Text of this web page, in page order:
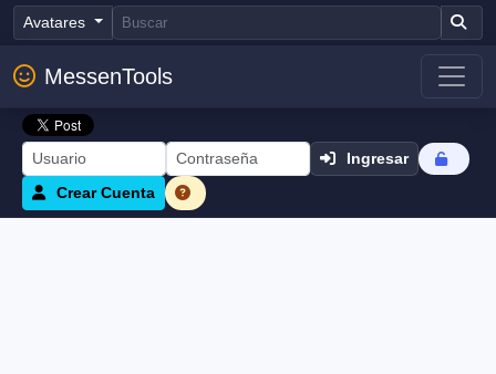
Avatares
MessenTools
Ingresar
Crear Cuenta